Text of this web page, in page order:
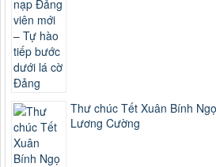
Thư chúc Tết Xuân Bính
Lương Cường